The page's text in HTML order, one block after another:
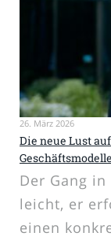
26. März 2026
Die neue Lust
Der Gang
leicht, er
einen